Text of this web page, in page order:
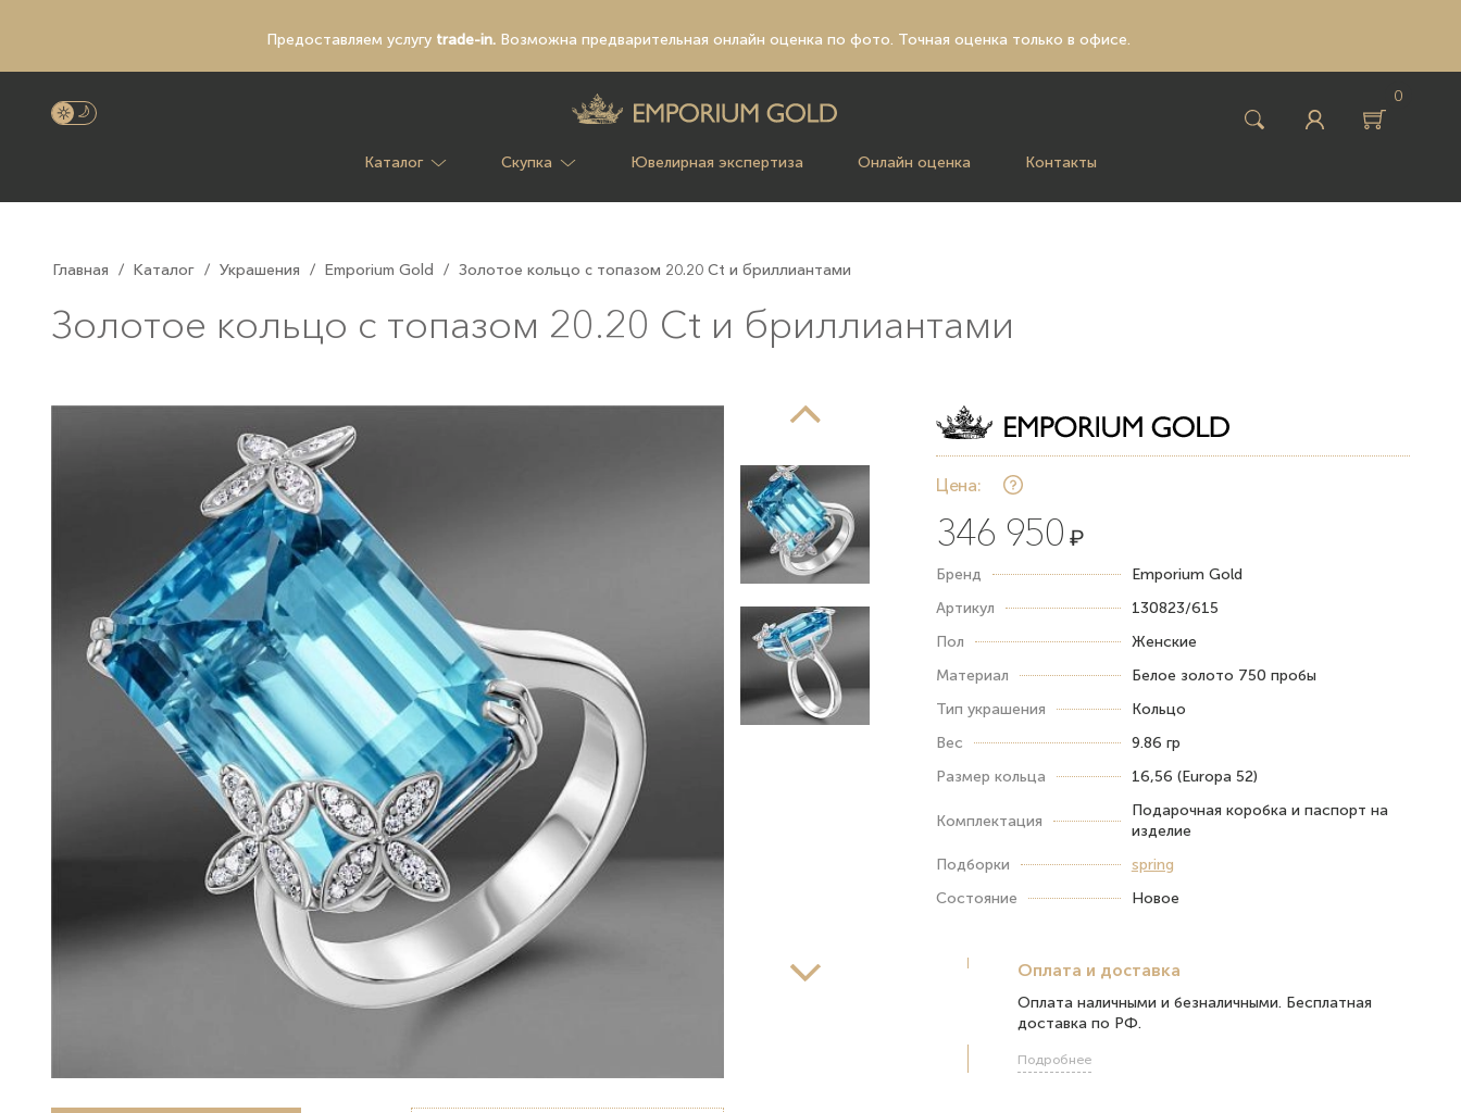
Предоставляем услугу trade-in.Возможна предварительная онлайн оценка по фото. Точная оценка только в офисе.
0
Каталог Скупка Ювелирная экспертиза Онлайн оценка Контакты
Главная / Каталог / Украшения / Emporium Gold / Золотое кольцо с топазом 20.20 Ct и бриллиантами
Золотое кольцо с топазом 20.20 Ct и бриллиантами
Цена:
346 950 ₽
Бренд
Emporium Gold
Артикул
130823/615
Пол
Женские
Материал
Белое золото 750 пробы
Тип украшения
Кольцо
Вес
9.86 гр
Размер кольца
16,56 (Europa 52)
Комплектация
Подарочная коробка и паспорт на
изделие
Подборки
spring
Состояние
Новое
Оплата и доставка
Оплата наличными и безналичными. Бесплатная
доставка по РФ.
Подробнее